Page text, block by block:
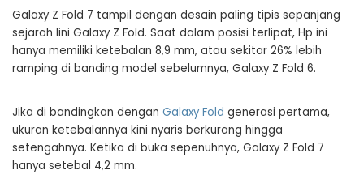
Galaxy Z Fold 7 tampil dengan desain paling tipis sepanjang
sejarah lini Galaxy Z Fold. Saat dalam posisi terlipat, Hp ini
hanya memiliki ketebalan 8,9 mm, atau sekitar 26% lebih
ramping di banding model sebelumnya, Galaxy Z Fold 6.
Jika di bandingkan dengan Galaxy Fold generasi pertama,
ukuran ketebalannya kini nyaris berkurang hingga
setengahnya. Ketika di buka sepenuhnya, Galaxy Z Fold 7
hanya setebal 4,2 mm.